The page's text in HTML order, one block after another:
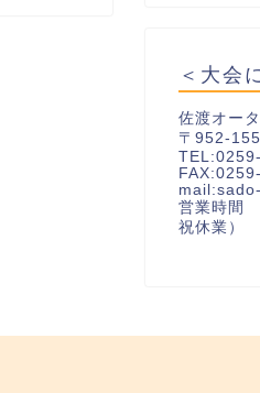
＜大会
佐渡オー
〒952-
営業時間
祝休業）